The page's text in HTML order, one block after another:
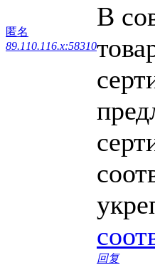
匿名
89.110.116.x:58310
В
回复